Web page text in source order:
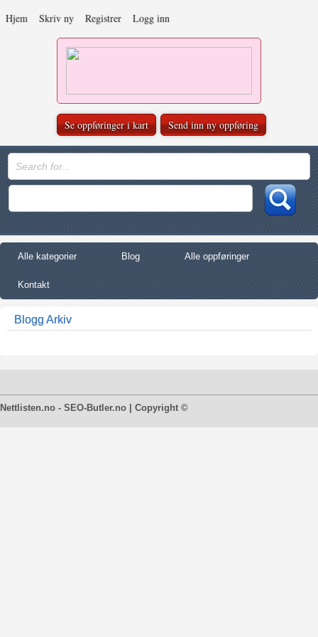
Hjem Skriv ny Registrer Logg inn
Se oppføringer i kart Send inn ny oppføring
Alle kategorier Blog Alle oppføringer
Kontakt
Blogg Arkiv
Nettlisten.no - SEO-Butler.no | Copyright ©